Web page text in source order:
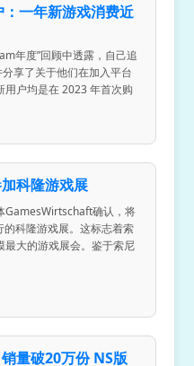
：一年新游戏消费近
年度”回顾中透露，自己追
享了关于他们在加入平台
用户均是在 2023 年首次购
科隆游戏展
GamesWirtschaft确认，将
科隆游戏展。这标志着索
最大的游戏展会。鉴于索尼
量破20万份 NS版